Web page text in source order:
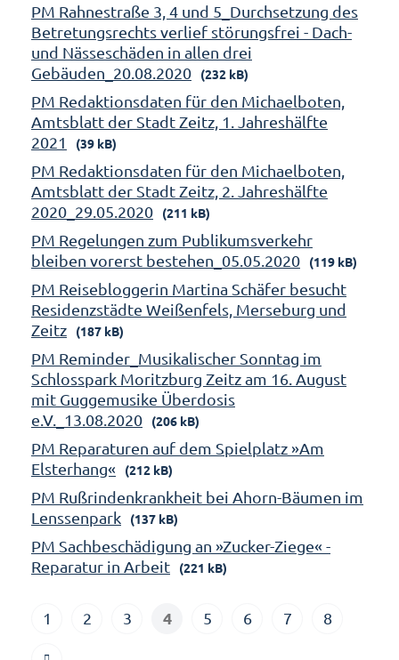
PM Rahnestraße 3, 4 und 5_Durchsetzung des
Betretungsrechts verlief störungsfrei - Dach-
und Nässeschäden in allen drei
Gebäuden_20.08.2020
(232 kB)
PM Redaktionsdaten für den Michaelboten,
Amtsblatt der Stadt Zeitz, 1. Jahreshälfte
2021
(39 kB)
PM Redaktionsdaten für den Michaelboten,
Amtsblatt der Stadt Zeitz, 2. Jahreshälfte
2020_29.05.2020
(211 kB)
PM Regelungen zum Publikumsverkehr
bleiben vorerst bestehen_05.05.2020
(119 kB)
PM Reisebloggerin Martina Schäfer besucht
Residenzstädte Weißenfels, Merseburg und
Zeitz
(187 kB)
PM Reminder_Musikalischer Sonntag im
Schlosspark Moritzburg Zeitz am 16. August
mit Guggemusike Überdosis
e.V._13.08.2020
(206 kB)
PM Reparaturen auf dem Spielplatz »Am
Elsterhang«
(212 kB)
PM Rußrindenkrankheit bei Ahorn-Bäumen im
Lenssenpark
(137 kB)
PM Sachbeschädigung an »Zucker-Ziege« -
Reparatur in Arbeit
(221 kB)
1 2 3 4 5 6 7 8